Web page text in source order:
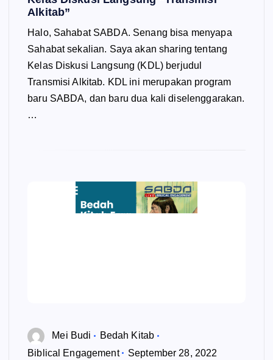
Alkitab”
Halo, Sahabat SABDA. Senang bisa menyapa
Sahabat sekalian. Saya akan sharing tentang
Kelas Diskusi Langsung (KDL) berjudul
Transmisi Alkitab. KDL ini merupakan program
baru SABDA, dan baru dua kali diselenggarakan.
…
Mei Budi
Bedah Kitab
Biblical Engagement
September 28, 2022